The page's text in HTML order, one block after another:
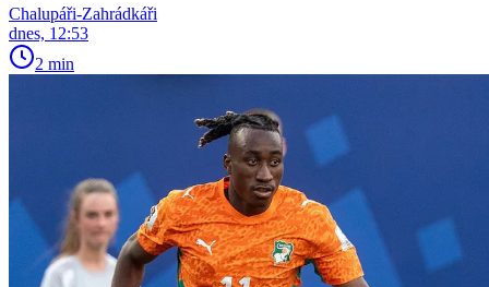
Chalupáři-Zahrádkáři
dnes, 12:53
2 min